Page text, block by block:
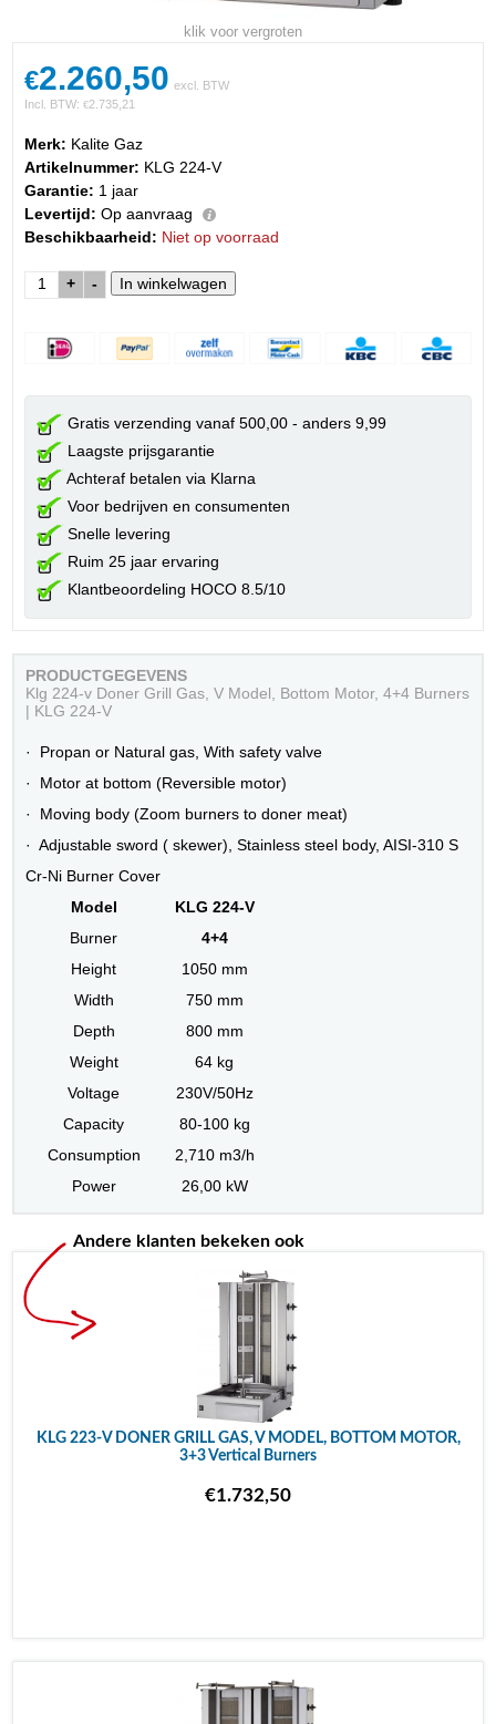
klik voor vergroten
€2.260,50 excl. BTW
Incl. BTW:€2.735,21
Merk: Kalite Gaz
Artikelnummer: KLG 224-V
Garantie: 1 jaar
Levertijd: Op aanvraag
Beschikbaarheid: Niet op voorraad
+ -
Gratis verzending vanaf 500,00 - anders 9,99
Laagste prijsgarantie
Achteraf betalen via Klarna
Voor bedrijven en consumenten
Snelle levering
Ruim 25 jaar ervaring
Klantbeoordeling HOCO 8.5/10
PRODUCTGEGEVENS
Klg 224-v Doner Grill Gas, V Model, Bottom Motor, 4+4 Burners
| KLG 224-V
· Propan or Natural gas, With safety valve
· Motor at bottom (Reversible motor)
· Moving body (Zoom burners to doner meat)
· Adjustable sword ( skewer), Stainless steel body, AISI-310 S
Cr-Ni Burner Cover
Model
KLG 224-V
Burner
4+4
Height
1050 mm
Width
750 mm
Depth
800 mm
Weight
64 kg
Voltage
230V/50Hz
Capacity
80-100 kg
Consumption
2,710 m3/h
Power
26,00 kW
Andere klanten bekeken ook
KLG 223-V DONER GRILL GAS, V MODEL, BOTTOM MOTOR,
3+3 Vertical Burners
€1.732,50